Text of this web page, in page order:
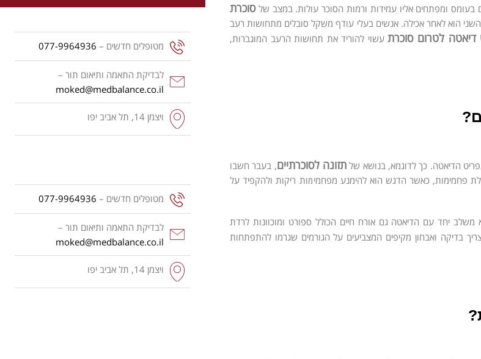
בעומס ומפתחים אליו עמידות ורמות הסוכר עולות. במצב שלסוכרת
והשני הוא לאחר אכילה. אנשים בעלי עודף משקל סובלים מתחושות רעב
דיאטה לטרום סוכרתעשוי להוריד את תחושות הרעב המוגברות,
הדיאטה. כך לדוגמא, בנושא של תזונה לסוכרתיים, בעבר חשבו
פחמימות, כאשר הדגש הוא להימנע מפחמימות ריקות ולהקפיד על
יחד עם הדיאטה גם אורח חיים הכולל ספורט ומוכוונות לרדת
בדיקה ואבחון מקיפים המצביעים על הגורמים שגרמו להתפתחות
מטופלים חדשים – 077-9964936
לבדיקת התאמה ותיאום תור –
moked@medbalance.co.il
ויצמן‬ 14, תל אביב יפו
מטופלים חדשים – 077-9964936
לבדיקת התאמה ותיאום תור –
moked@medbalance.co.il
ויצמן‬ 14, תל אביב יפו